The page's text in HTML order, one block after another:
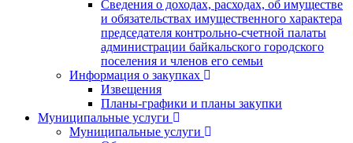
Сведения о доходах, расходах, об имуществе
и обязательствах имущественного характера
председателя контрольно-счетной палаты
администрации байкальского городского
поселения и членов его семьи
Информация о закупках
Извещения
Планы-графики и планы закупки
Муниципальные услуги
Муниципальные услуги